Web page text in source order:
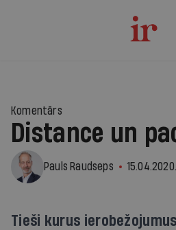
Komentārs
Distance un
Pauls Raudseps 15.04.2020.
Tieši kurus